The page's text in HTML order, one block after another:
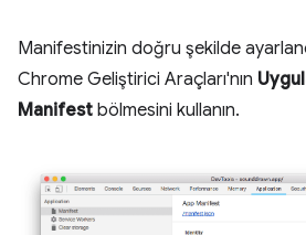
Manifestinizin doğru şekilde
Chrome Geliştirici Araçları'nın
Manifest bölmesini kullanın.